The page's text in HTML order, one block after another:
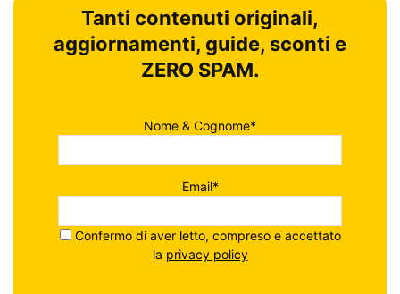
Tanti contenuti originali,
aggiornamenti, guide, sconti e
ZERO SPAM.
Nome & Cognome*
Email*
Confermo di aver letto, compreso e accettato
la privacy policy